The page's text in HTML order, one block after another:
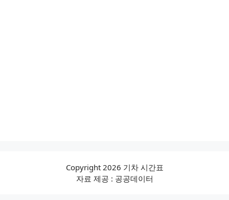
Copyright 2026 기차 시간표
자료 제공 : 공공데이터